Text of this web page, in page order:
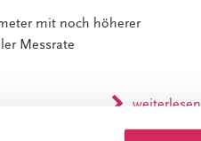
mit noch höherer
Messrate
weiterlesen